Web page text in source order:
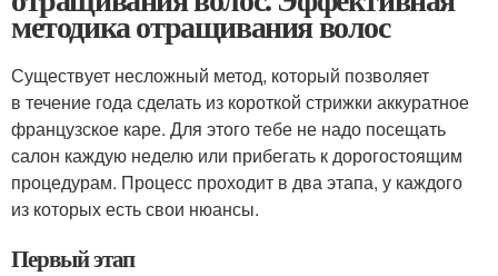
методика отращивания волос
Существует несложный метод, который позволяет
в течение года сделать из короткой стрижки аккуратное
французское каре. Для этого тебе не надо посещать
салон каждую неделю или прибегать к дорогостоящим
процедурам. Процесс проходит в два этапа, у каждого
из которых есть свои нюансы.
Первый этап